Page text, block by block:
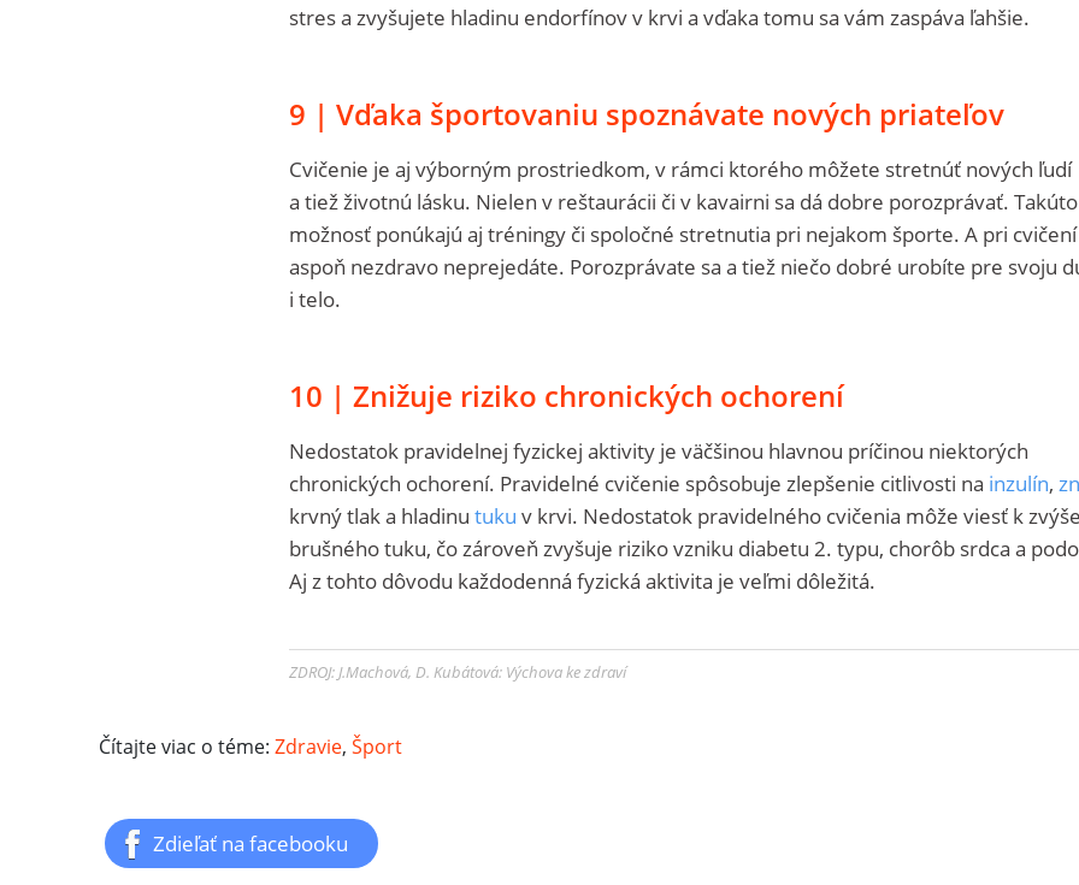
stres a zvyšujete hladinu endorfínov v krvi a vďaka tomu sa vám zaspáva ľahšie.
9 | Vďaka športovaniu spoznávate nových priateľov
Cvičenie je aj výborným prostriedkom, v rámci ktorého môžete stretnúť nových ľudí
a tiež životnú lásku. Nielen v reštaurácii či v kavairni sa dá dobre porozprávať. Takúto
možnosť ponúkajú aj tréningy či spoločné stretnutia pri nejakom športe. A pri cvičení
aspoň nezdravo neprejedáte. Porozprávate sa a tiež niečo dobré urobíte pre svoju
i telo.
10 | Znižuje riziko chronických ochorení
Nedostatok pravidelnej fyzickej aktivity je väčšinou hlavnou príčinou niektorých
chronických ochorení. Pravidelné cvičenie spôsobuje zlepšenie citlivosti na inzulín,
krvný tlak a hladinu tuku v krvi. Nedostatok pravidelného cvičenia môže viesť k
brušného tuku, čo zároveň zvyšuje riziko vzniku diabetu 2. typu, chorôb srdca a
Aj z tohto dôvodu každodenná fyzická aktivita je veľmi dôležitá.
ZDROJ: J.Machová, D. Kubátová: Výchova ke zdraví
Čítajte viac o téme: Zdravie, Šport
Zdieľať na facebooku